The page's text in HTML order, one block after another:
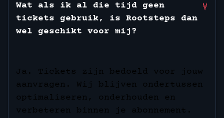
Wat als ik al die tijd geen
tickets gebruik, is Rootsteps dan
wel geschikt voor mij?
Ja. Tickets zijn bedoeld voor jouw
aanvragen. Wij blijven ondertussen
optimaliseren, onderhouden en
verbeteren binnen je abonnement.